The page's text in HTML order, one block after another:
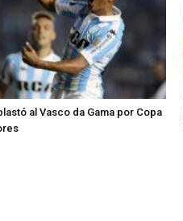
al Vasco da Gama por Copa